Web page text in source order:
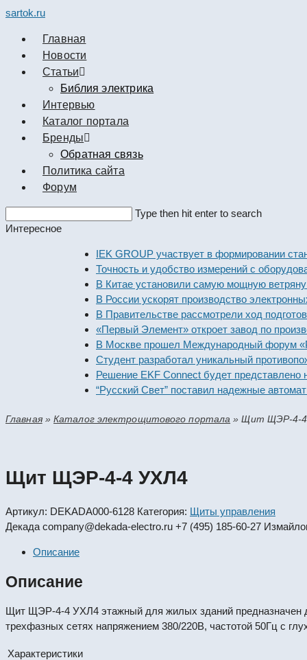
sartok.ru
Главная
Новости
Cтатьи
Библия электрика
Интервью
Каталог портала
Бренды
Обратная связь
Политика сайта
Форум
this
Type then hit enter to search
Интересное
IEK GROUP участвует в формировании
Точность и удобство измерений с
В Китае установили самую мощную ветряную
В России ускорят производство электронных
В Правительстве рассмотрели ход
«Первый Элемент» откроет завод по
В Москве прошел Международный форум
Студент разработал уникальный
Решение EKF Connect будет представлено на
“Русский Свет” поставил надежные
Главная»Каталог электрощитового портала »Щит ЩЭР-4-
Щит ЩЭР-4-4 УХЛ4
Артикул: DEKADA000-6128 Категория: Щиты управления
Декада company@dekada-electro.ru +7 (495) 185-60-27
Описание
Описание
Щит ЩЭР-4-4 УХЛ4 этажный для жилых зданий предназначен
трехфазных сетях напряжением 380/220В, частотой 50Гц с
Характеристики